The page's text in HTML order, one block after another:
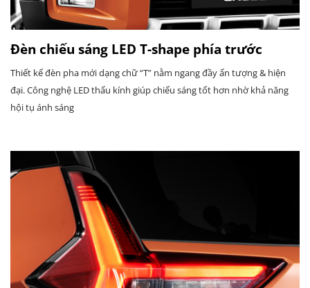
Đèn chiếu sáng LED T-shape phía trước
Thiết kế đèn pha mới dạng chữ “T” nằm ngang đầy ấn tượng & hiện
đại. Công nghệ LED thấu kính giúp chiếu sáng tốt hơn nhờ khả năng
hội tụ ánh sáng